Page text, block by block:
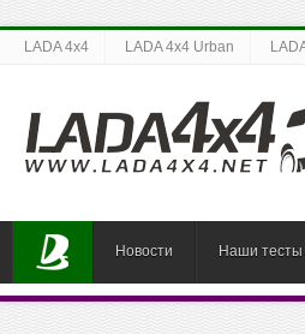
LADA 4x4 LADA 4x4 Urban
Новости Наши тесты